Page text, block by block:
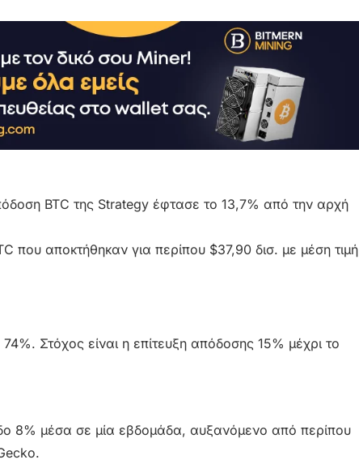
BTC της Strategy έφτασε το 13,7% από την αρχή
που αποκτήθηκαν για περίπου $37,90 δισ. με μέση τιμή
Στόχος είναι η επίτευξη απόδοσης 15% μέχρι το
8% μέσα σε μία εβδομάδα, αυξανόμενο από περίπου